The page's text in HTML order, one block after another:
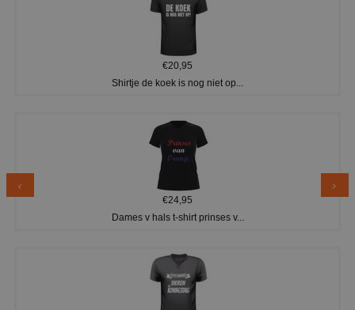
€20,95
Shirtje de koek is nog niet op...
€24,95
Dames v hals t-shirt prinses v...